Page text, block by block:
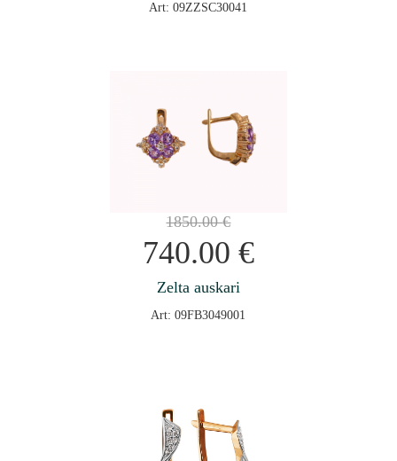
Art: 09ZZSC30041
1850.00€
740.00 €
Zelta auskari
Art: 09FB3049001